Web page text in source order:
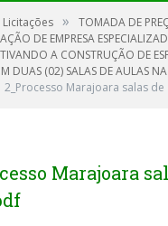
Licitações »
TOMADA DE
DE EMPRESA
A CONSTRUÇÃO DE
DUAS (02) SALAS DE AULAS
2_Processo Marajoara salas
Marajoara